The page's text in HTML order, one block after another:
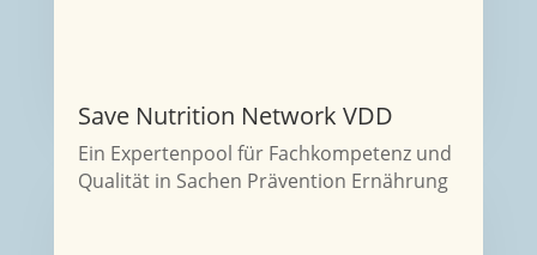
Save Nutrition Network VDD
Ein Expertenpool für Fachkompetenz und
Qualität in Sachen Prävention Ernährung